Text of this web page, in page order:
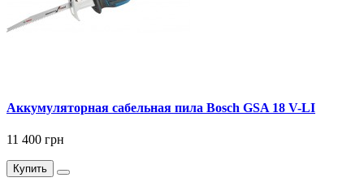
Аккумуляторная сабельная пила Bosch GSA 18 V-LI
11 400 грн
Купить